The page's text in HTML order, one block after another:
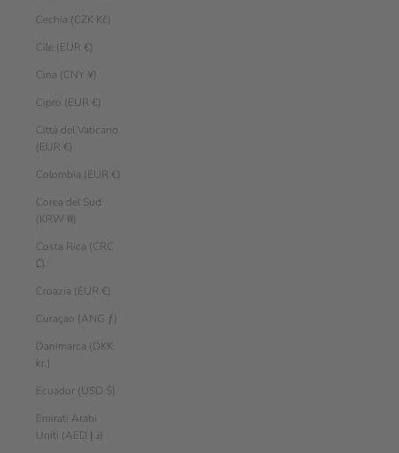
Cechia (CZK Kč)
Cile (EUR €)
Cina (CNY ¥)
Cipro (EUR €)
Città del Vaticano
(EUR €)
Colombia (EUR €)
Corea del Sud
(KRW ₩)
Costa Rica (CRC
₡)
Croazia (EUR €)
Curaçao (ANG ƒ)
Danimarca (DKK
kr.)
Ecuador (USD $)
Emirati Arabi
Uniti (AED د.إ)